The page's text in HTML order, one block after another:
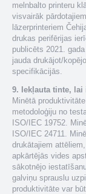
melnbalto printeru
visvairāk
lāzerprinteriem
drukas perifērijas
publicēts 2021.
jauda drukājot/
specifikācijās.
9. Iekļauta tinte, lai
Minētā
metodoloģiju no
ISO/IEC 19752.
ISO/IEC 24711.
drukātajiem
apkārtējās vides
sākotnējo
galviņu sprauslu
produktivitāte var